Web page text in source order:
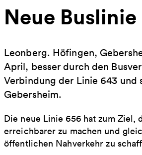
Neue
Leonberg. Höfingen,
April, besser durch den
Verbindung der Linie 643
Gebersheim.
Die neue Linie 656 hat zum Ziel,
erreichbarer zu machen und
öffentlichen Nahverkehr zu